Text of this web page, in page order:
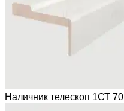
Наличник телескоп 1СТ 70